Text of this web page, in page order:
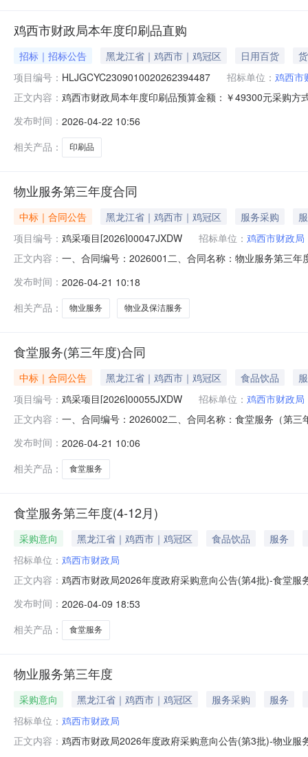
鸡西市财政局本年度印刷品直购
招标｜招标公告 黑龙江省｜鸡西市｜鸡冠区 日用百货
项目编号： HLJGCYC2309010020262394487 招标单位： 鸡西市
正文内容： 鸡西市财政局本年度印刷品预算金额：￥49300元采购
无。三、特定的资格要求：无。四、本项目不接受联合
HLJGCYC23090
发布时间： 2026-04-22 10:56
相关产品：
印刷品
物业服务第三年度合同
中标｜合同公告 黑龙江省｜鸡西市｜鸡冠区 服务采购
项目编号： 鸡采项目[2026]00047JXDW 招标单位： 鸡西市财政局
正文内容： 一、合同编号：2026001二、合同名称：物业服务第三
六、合同主要信息主要标的名称：物业及保洁服务规格
发布时间： 2026-04-21 10:18
相关产品：
物业服务 物业及保洁服务
食堂服务(第三年度)合同
中标｜合同公告 黑龙江省｜鸡西市｜鸡冠区 食品饮品
项目编号： 鸡采项目[2026]00055JXDW 招标单位： 鸡西市财政局
正文内容： 一、合同编号：2026002二、合同名称：食堂服务（第
方式：04672353236六、合同主要信息主要标的名称：
发布时间： 2026-04-21 10:06
相关产品：
食堂服务
食堂服务第三年度(4-12月)
采购意向 黑龙江省｜鸡西市｜鸡冠区 食品饮品
服务
招标单位： 鸡西市财政局
正文内容： 鸡西市财政局2026年度政府采购意向公告(第4批)-食堂
月）采购数量:1.0000项主要功能或目标:食堂服务第三
发布时间： 2026-04-09 18:53
相关产品：
食堂服务
物业服务第三年度
采购意向 黑龙江省｜鸡西市｜鸡冠区 服务采购
服务
招标单位： 鸡西市财政局
正文内容： 鸡西市财政局2026年度政府采购意向公告(第3批)-物业